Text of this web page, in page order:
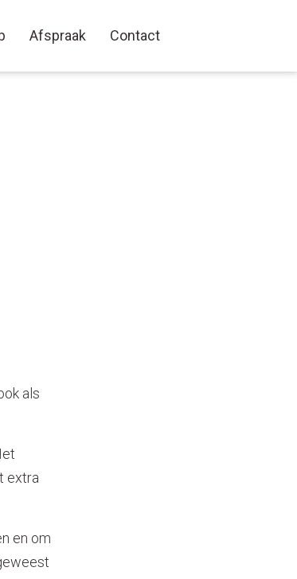
Afspraak Contact
als
extra
en om